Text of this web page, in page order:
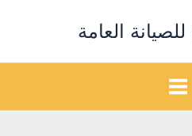
العامة